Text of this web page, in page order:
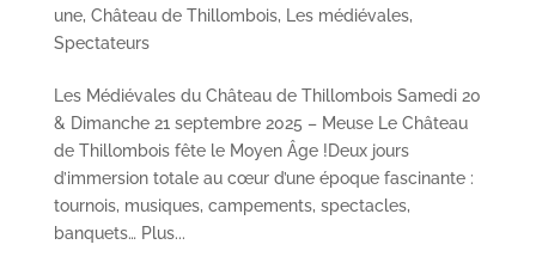
une, Château de Thillombois, Les médiévales,
Spectateurs
Les Médiévales du Château de Thillombois Samedi 20
& Dimanche 21 septembre 2025 – Meuse Le Château
de Thillombois fête le Moyen Âge !Deux jours
d’immersion totale au cœur d’une époque fascinante :
tournois, musiques, campements, spectacles,
banquets… Plus...